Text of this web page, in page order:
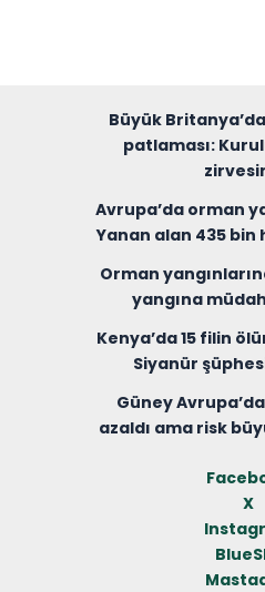
Büyük
patlaması:
Avrupa’da orman
Yanan alan 435 bin
Orman
yangına
Kenya’da 15 filin
Siyanür
Güney Avrupa’da
azaldı ama risk
X